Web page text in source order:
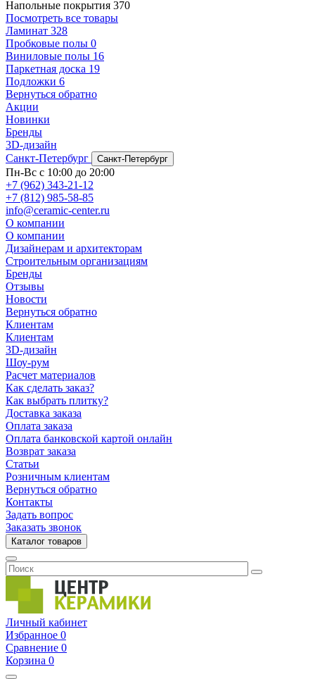
Напольные покрытия 370
Посмотреть все товары
Ламинат 328
Пробковые полы 0
Виниловые полы 16
Паркетная доска 19
Подложки 6
Вернуться обратно
Акции
Новинки
Бренды
3D-дизайн
Санкт-Петербург
Санкт-Петербург
Пн-Вс с 10:00 до 20:00
+7 (962) 343-21-12
+7 (812) 985-58-85
info@ceramic-center.ru
О компании
О компании
Дизайнерам и архитекторам
Строительным организациям
Бренды
Отзывы
Новости
Вернуться обратно
Клиентам
Клиентам
3D-дизайн
Шоу-рум
Расчет материалов
Как сделать заказ?
Как выбрать плитку?
Доставка заказа
Оплата заказа
Оплата банковской картой онлайн
Возврат заказа
Статьи
Розничным клиентам
Вернуться обратно
Контакты
Задать вопрос
Заказать звонок
Каталог товаров
Личный кабинет
Избранное 0
Сравнение 0
Корзина 0